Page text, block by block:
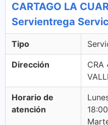
CARTAGO LA
Servientrega
Tipo
Dirección
CRA
Horario de
atención
18:00